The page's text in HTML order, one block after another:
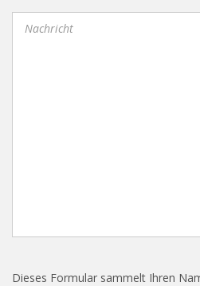
Dieses Formular sammelt Ihren